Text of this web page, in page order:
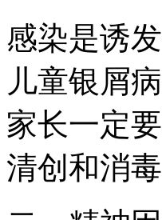
感染是诱
儿童银屑
家长一定
清创和消